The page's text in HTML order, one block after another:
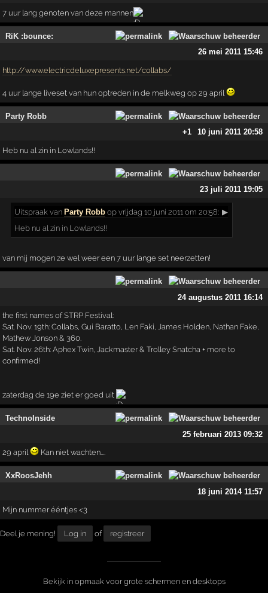
7 uur lang genoten van deze mannen
RiK :bounce:
26 mei 2011 15:46
http://www.electricdeluxepresents.net/collabs/
4 uur lange liveset van hun optreden in de melkweg op 29 april
Party Robb
+1
10 juni 2011 20:58
Heb nu al zin in Lowlands!!
23 juli 2011 19:05
Uitspraak van Party Robb op vrijdag 10 juni 2011 om 20:58: ▶
Heb nu al zin in Lowlands!!
van mij mogen ze wel weer een 7 uur lange set neerzetten!
24 augustus 2011 16:14
the first names of STRP Festival:
Sat. Nov. 19th: Collabs, Gui Baratto, Len Faki, James Holden, Nathan Fake,
Mathew Jonson & 360.
Sat. Nov. 26th: Aphex Twin, Jackmaster & Trolley Snatcha + more to
confirmed!
zaterdag de 19e ziet er goed uit
TechnoInside
25 februari 2013 09:32
29 april Kan niet wachten....
XxRoosJehh
18 juni 2014 11:57
Mijn nummer ééntjes <3
Deel je mening! Log in of registreer
Bekijk in opmaak voor grote schermen en desktops